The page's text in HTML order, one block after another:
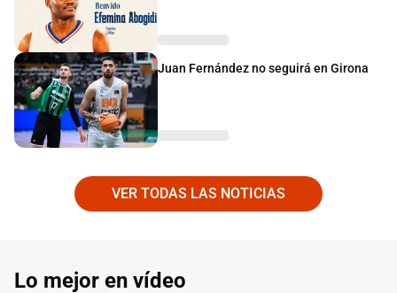
Juan Fernández no seguirá en Girona
VER TODAS LAS NOTICIAS
Lo mejor en vídeo